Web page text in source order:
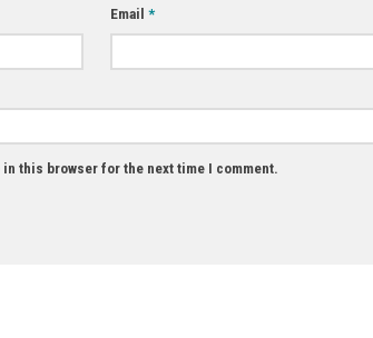
Email*
in this browser for the next time I comment.